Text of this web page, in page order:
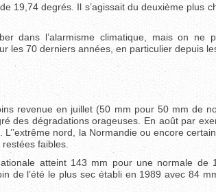
19,74 degrés. Il s’agissait du deuxième plus
dans l’alarmisme climatique, mais on ne
les 70 derniers années, en particulier depuis
revenue en juillet (50 mm pour 50 mm de
des dégradations orageuses. En août par
nord, la Normandie ou encore
faibles.
atteint 143 mm pour une normale de
de l’été le plus sec établi en 1989 avec 84